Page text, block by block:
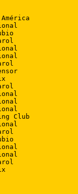
Club